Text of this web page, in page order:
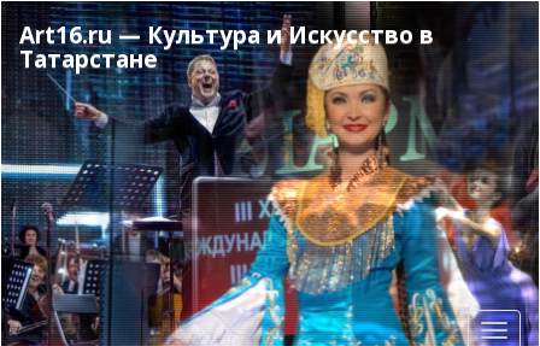
Перейти
к
основному
содержанию
Art16.ru — Культура и Искусство в
Татарстане